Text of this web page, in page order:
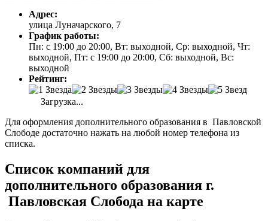
Адрес:
улица Луначарского, 7
График работы:
Пн: с 19:00 до 20:00, Вт: выходной, Ср: выходной, Чт:
выходной, Пт: с 19:00 до 20:00, Сб: выходной, Вс:
выходной
Рейтинг:
Загрузка...
Для оформления дополнительного образования в Павловской
Слободе достаточно нажать на любой номер телефона из
списка.
Список компаний для
дополнительного образования г.
Павловская Слобода на карте